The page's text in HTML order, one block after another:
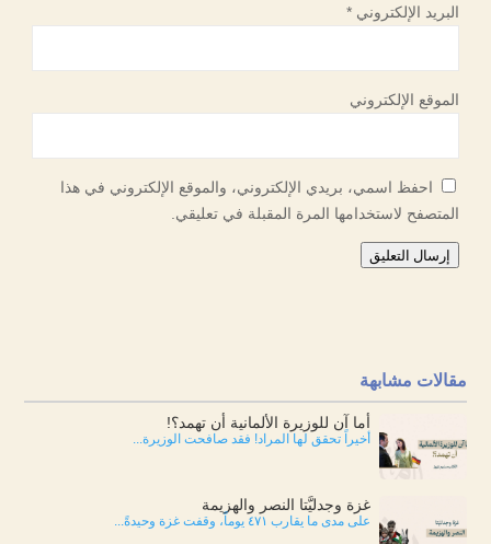
مقالات مشابهة
أما آن للوزيرة الألمانية أن تهمد؟!
أخيراً تحقق لها المراد! فقد صافحت الوزيرة...
غزة وجدليَّتا النصر والهزيمة
على مدى ما يقارب ٤٧١ يوماً، وقفت غزة وحيدةً...
البريد الإلكتروني*
الموقع الإلكتروني
احفظ اسمي، بريدي الإلكتروني، والموقع الإلكتروني في هذا
المتصفح لاستخدامها المرة المقبلة في تعليقي.
إرسال التعليق